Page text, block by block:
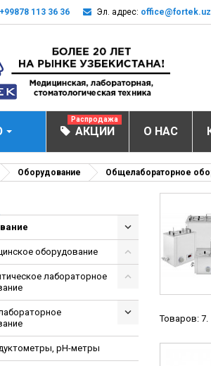
+99878 113 36 36 Эл. адрес: office@fortek.uz
МЕДИЦИНСКОЕ
Анализатор
Анализаторы
Анализаторы мочи
Видеокольпоскопы
АКЦИИ
Распродажа
О НАС
Оборудование Общелабораторное
оборудование
лабораторное
pH-метры
Товаров: 7.